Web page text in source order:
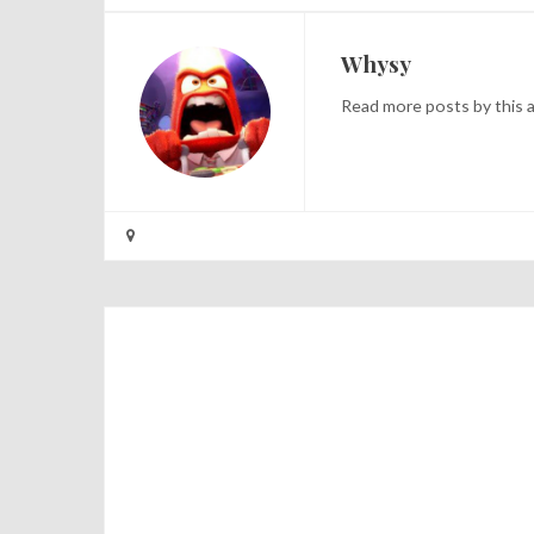
Whysy
Read more posts by this